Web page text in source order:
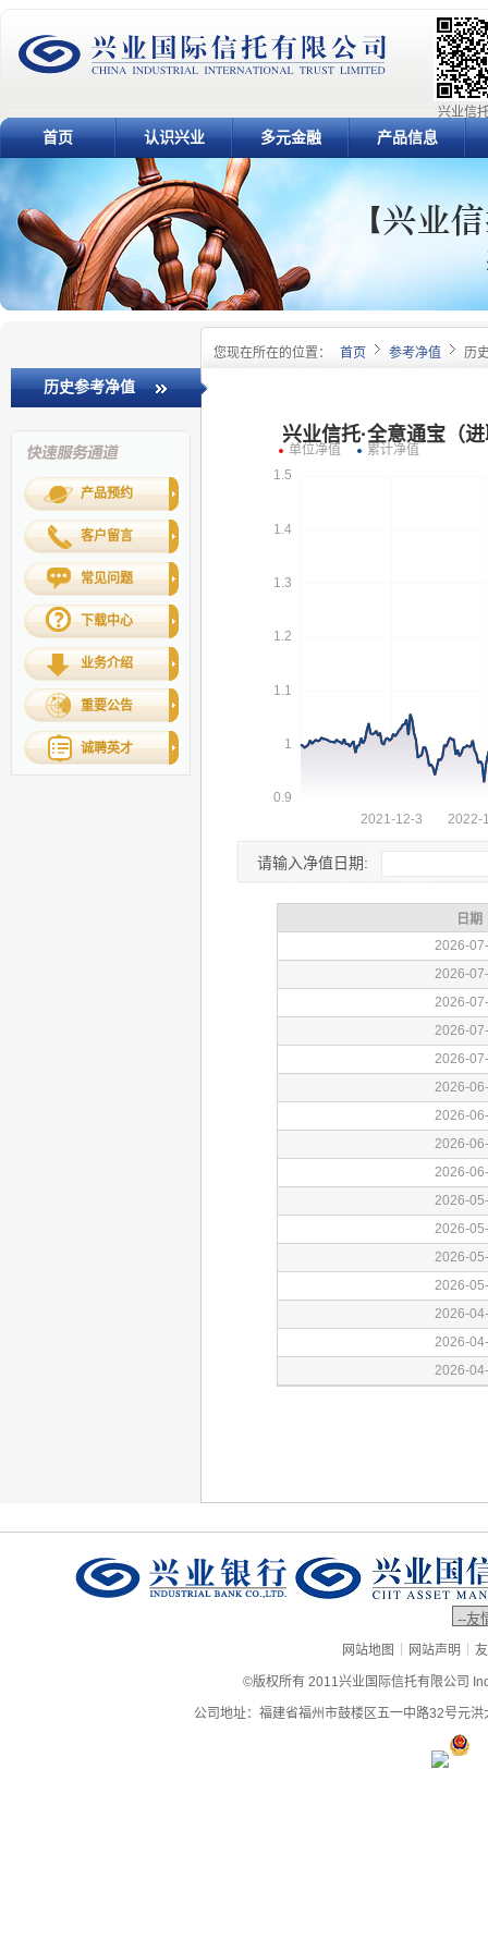
兴业信
首页 认识兴业 多元金融 产品信息
您现在所在的位置： 首页 参考净值 历
历史参考净值
产品预约
客户留言
常见问题
下载中心
业务介绍
重要公告
诚聘英才
请输入净值日期:
网站地图 | 网站声明 |
©版权所有 2011兴业国际信托有限公司
公司地址：福建省福州市鼓楼区五一中路32号元